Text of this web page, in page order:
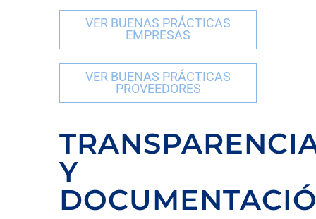
VER BUENAS PRÁCTICAS
EMPRESAS
VER BUENAS PRÁCTICAS
PROVEEDORES
Y